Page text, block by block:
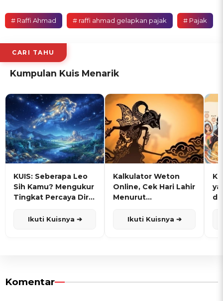
# Raffi Ahmad # raffi ahmad gelapkan pajak # Pajak
CARI TAHU
Kumpulan Kuis Menarik
KUIS: Seberapa Leo
Sih Kamu? Mengukur
Tingkat Percaya Diri
Ikuti Kuisnya ➔
Kalkulator Weton
Online, Cek Hari Lahir
Menurut
Ikuti Kuisnya ➔
Komentar